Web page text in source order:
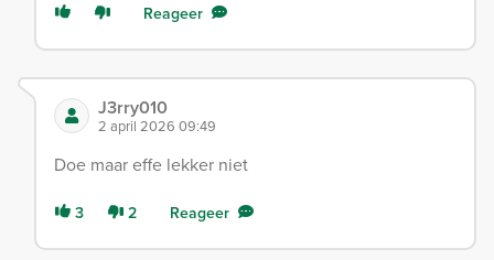
Reageer
J3rry010
2 april 2026 09:49
Doe maar effe lekker niet
3 2 Reageer